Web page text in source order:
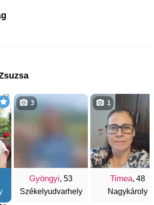
Gyöngyi, 53
Székelyudvarhely
3
Timea, 48
Nagykároly
1